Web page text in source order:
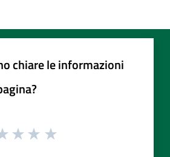
chiare le informazioni